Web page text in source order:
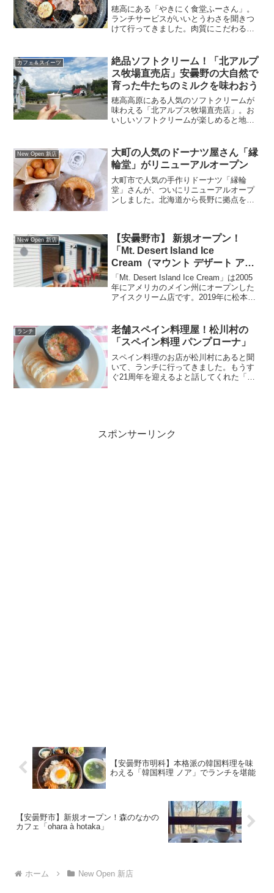
穂高にある「やきにく食堂ふーさん」。
ランチサービスがいいとうわさを聞きつ
けて行ってきました。肉質にこだわる焼
さん」を紹介します。
カフェ＆スイーツ
絶品ソフトクリーム！「北アルプ
ス牧場直売店」安曇野の大自然で
育った牛たちのミルクを味わおう
穂高高原にある人気のソフトクリームが
味わえる「北アルプス牧場直売店」。お
いしいソフトクリームが楽しめると地元
「北アルプス牧場直売店」をリポートし
ます。ぜひ訪れてみてください。
New Open 新店
大町の人気のドーナツ屋さん「縁
輪堂」がリニューアルオープン
大町市で人気の手作りドーナツ「縁輪
堂」さんが、ついにリニューアルオープ
ンしました。北海道から長野に拠点を移
店「縁輪堂」を紹介します。
New Open 新店
【安曇野市】 新規オープン！
「Mt. Desert Island Ice
Cream（マウント デザート アイ
ランド アイスクリーム）」の2号
店
「Mt. Desert Island Ice Cream」は2005
年にアメリカのメイン州にオープンした
アイスクリーム店です。2019年に松本に
実は安曇野には2号店がオープンしたんで
す！今回は「Mt. Desert Island Ice
Cream」を紹介します。
ランチ
老舗スペイン料理屋！松川村の
「スペイン料理 パンプローナ」
スペイン料理のお店が松川村にあると聞
いて、ランチに行ってきました。もうす
ぐ21周年を迎えるよと話してくれた「ス
スポンサーリンク
【安曇野市明科】本格派の韓国料理を味
わえる「韓国料理 ノア」でランチを堪能
【安曇野市】新規オープン！森のなかの
カフェ「ohara à hotaka」
ホーム New Open 新店